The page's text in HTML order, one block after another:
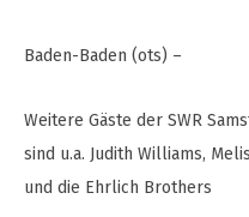
Baden-Baden (ots) –
Weitere Gäste der SWR
sind u.a. Judith Williams,
und die Ehrlich Brothers